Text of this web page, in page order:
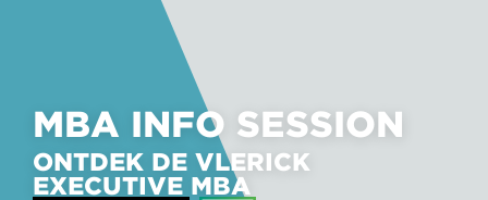
MBA INFO SESSION
ONTDEK DE VLERICK
EXECUTIVE MBA